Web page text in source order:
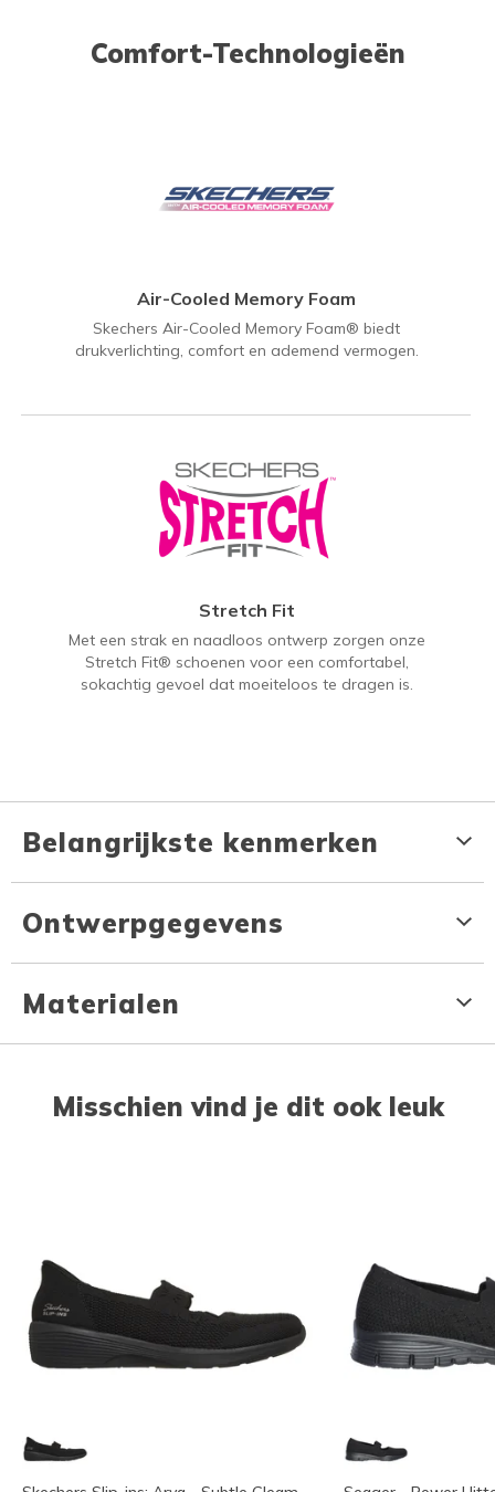
Comfort-Technologieën
Air-Cooled Memory Foam
Skechers Air-Cooled Memory Foam® biedt
drukverlichting, comfort en ademend vermogen.
Stretch Fit
Met een strak en naadloos ontwerp zorgen onze
Stretch Fit® schoenen voor een comfortabel,
sokachtig gevoel dat moeiteloos te dragen is.
Belangrijkste kenmerken
Ontwerpgegevens
Materialen
Misschien vind je dit ook leuk